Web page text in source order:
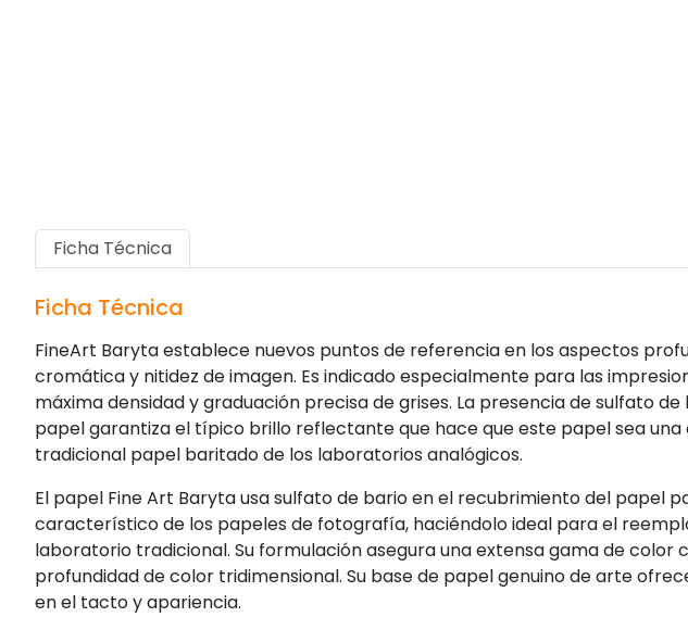
Ficha Técnica
Ficha Técnica
FineArt Baryta establece nuevos puntos de referencia en los aspectos
cromática y nitidez de imagen. Es indicado especialmente para las
máxima densidad y graduación precisa de grises. La presencia de sulfato
papel garantiza el típico brillo reflectante que hace que este papel sea
tradicional papel baritado de los laboratorios analógicos.
El papel Fine Art Baryta usa sulfato de bario en el recubrimiento del papel
característico de los papeles de fotografía, haciéndolo ideal para el
laboratorio tradicional. Su formulación asegura una extensa gama de color
profundidad de color tridimensional. Su base de papel genuino de arte
en el tacto y apariencia.